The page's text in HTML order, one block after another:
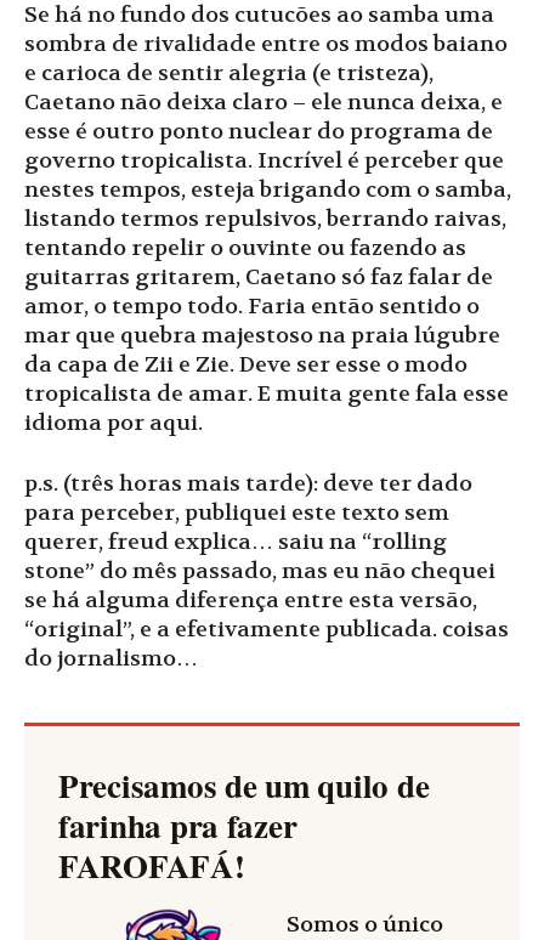
Se há no fundo dos cutucões ao samba uma
sombra de rivalidade entre os modos baiano
e carioca de sentir alegria (e tristeza),
Caetano não deixa claro – ele nunca deixa, e
esse é outro ponto nuclear do programa de
governo tropicalista. Incrível é perceber que
nestes tempos, esteja brigando com o samba,
listando termos repulsivos, berrando raivas,
tentando repelir o ouvinte ou fazendo as
guitarras gritarem, Caetano só faz falar de
amor, o tempo todo. Faria então sentido o
mar que quebra majestoso na praia lúgubre
da capa de Zii e Zie. Deve ser esse o modo
tropicalista de amar. E muita gente fala esse
idioma por aqui.
p.s. (três horas mais tarde): deve ter dado
para perceber, publiquei este texto sem
querer, freud explica… saiu na “rolling
stone” do mês passado, mas eu não chequei
se há alguma diferença entre esta versão,
“original”, e a efetivamente publicada. coisas
do jornalismo…
Precisamos de um quilo de
farinha pra fazer
FAROFAFÁ!
Somos o único